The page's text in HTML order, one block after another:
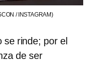
/ INSTAGRAM)
se rinde; por el
de ser